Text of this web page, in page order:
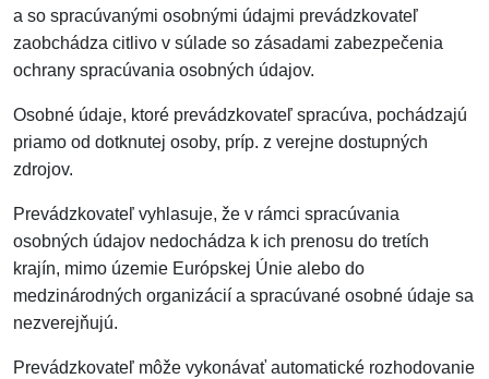
a so spracúvanými osobnými údajmi prevádzkovateľ
zaobchádza citlivo v súlade so zásadami zabezpečenia
ochrany spracúvania osobných údajov.
Osobné údaje, ktoré prevádzkovateľ spracúva, pochádzajú
priamo od dotknutej osoby, príp. z verejne dostupných
zdrojov.
Prevádzkovateľ vyhlasuje, že v rámci spracúvania
osobných údajov nedochádza k ich prenosu do tretích
krajín, mimo územie Európskej Únie alebo do
medzinárodných organizácií a spracúvané osobné údaje sa
nezverejňujú.
Prevádzkovateľ môže vykonávať automatické rozhodovanie